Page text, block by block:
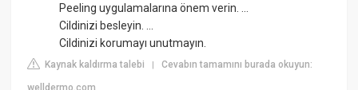
Peeling uygulamalarına önem verin. ...
Cildinizi besleyin. ...
Cildinizi korumayı unutmayın.
Kaynak kaldırma talebi |Cevabın tamamını burada okuyun:
welldermo.com